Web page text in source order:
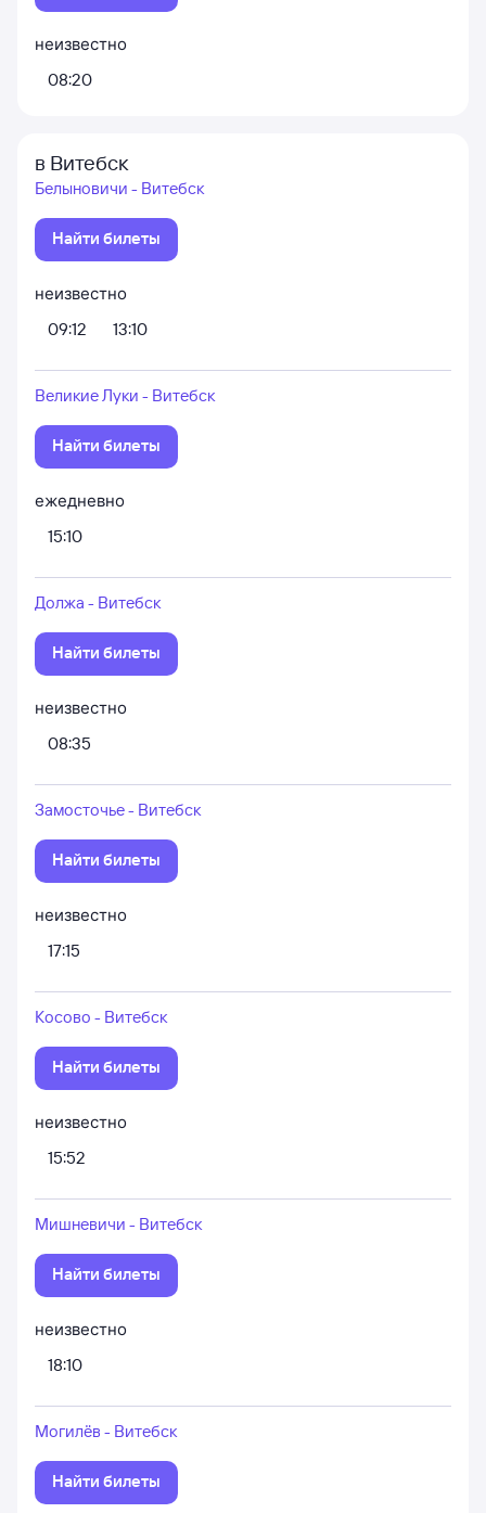
неизвестно
08:20
в Витебск
Белыновичи - Витебск
Найти билеты
неизвестно
09:12
13:10
Великие Луки - Витебск
Найти билеты
ежедневно
15:10
Должа - Витебск
Найти билеты
неизвестно
08:35
Замосточье - Витебск
Найти билеты
неизвестно
17:15
Косово - Витебск
Найти билеты
неизвестно
15:52
Мишневичи - Витебск
Найти билеты
неизвестно
18:10
Могилёв - Витебск
Найти билеты